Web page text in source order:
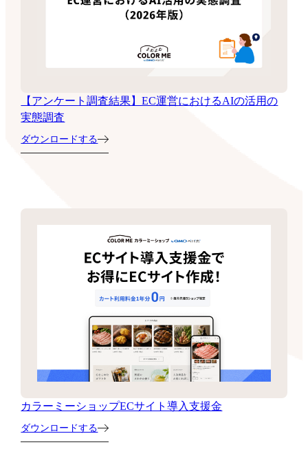
【アンケート調査結果】EC運営におけるAIの活用の
実態調査
ダウンロードする
カラーミーショップECサイト導入支援金
ダウンロードする